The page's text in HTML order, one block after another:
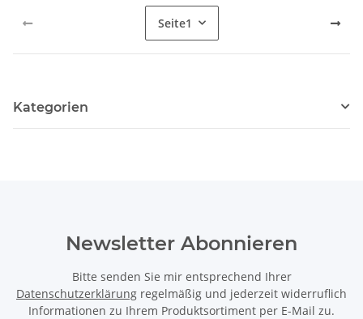
Seite1
Kategorien
Newsletter Abonnieren
Bitte senden Sie mir entsprechend Ihrer
Datenschutzerklärung regelmäßig und jederzeit widerruflich
Informationen zu Ihrem Produktsortiment per E-Mail zu.